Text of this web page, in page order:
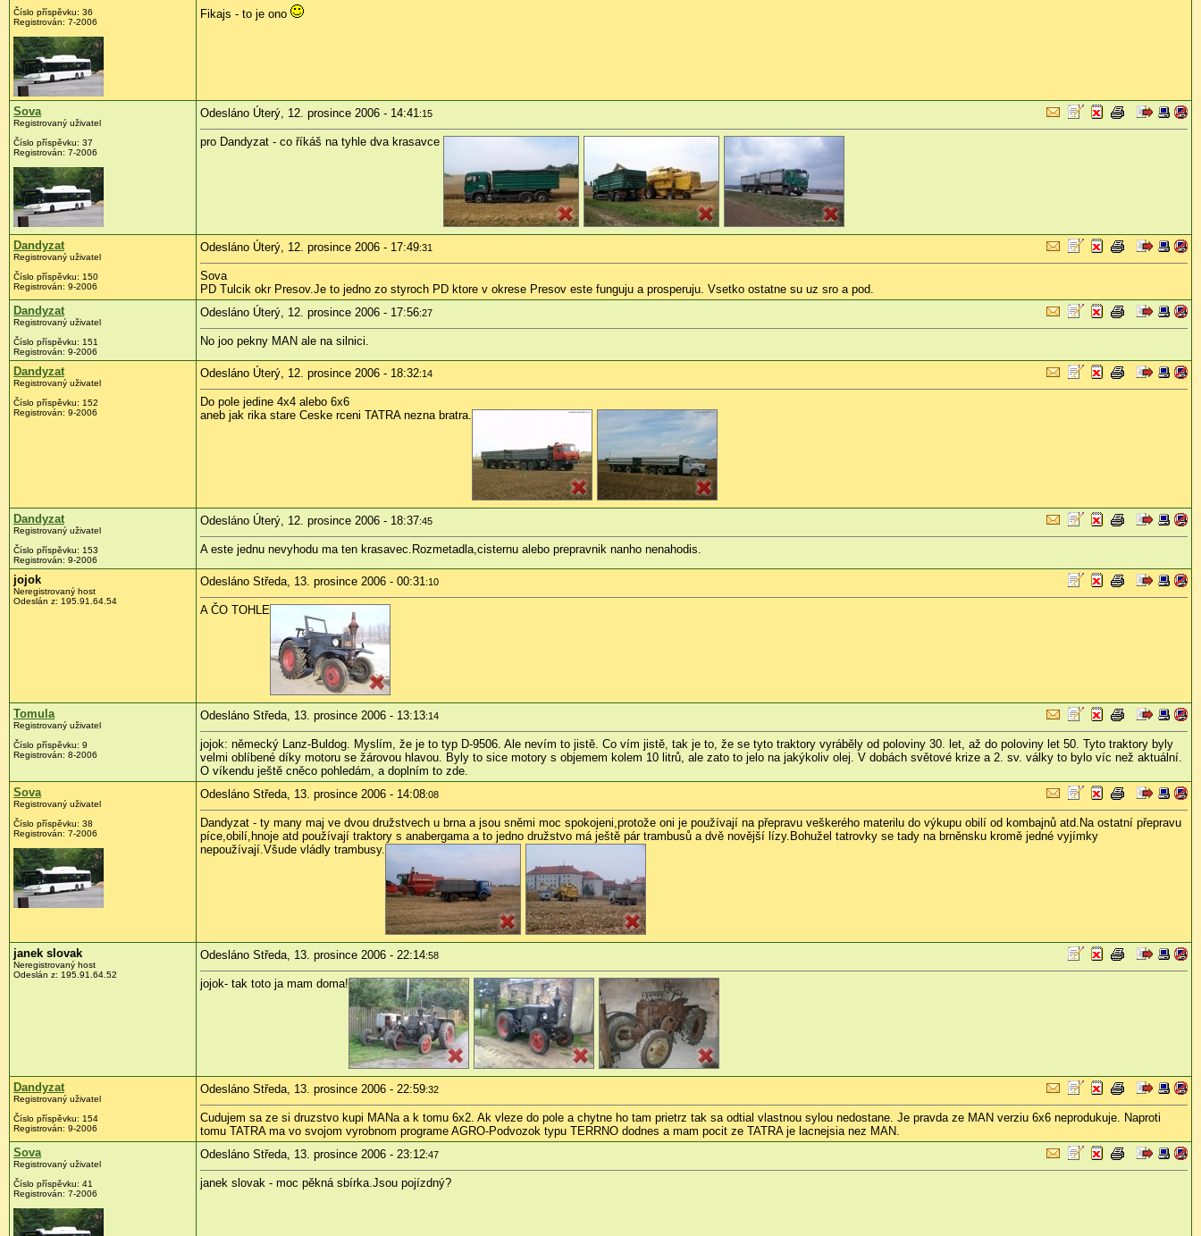
Číslo příspěvku: 36
Registrován: 7-2006
Fikajs - to je ono
Sova
Registrovaný uživatel
Číslo příspěvku: 37
Registrován: 7-2006
Odesláno Úterý, 12. prosince 2006 - 14:41:15
pro Dandyzat - co říkáš na tyhle dva krasavce
Dandyzat
Registrovaný uživatel
Číslo příspěvku: 150
Registrován: 9-2006
Odesláno Úterý, 12. prosince 2006 - 17:49:31
Sova
PD Tulcik okr Presov.Je to jedno zo styroch PD ktore v okrese Presov este funguju a prosperuju. Vsetko ostatne su uz sro a pod.
Dandyzat
Registrovaný uživatel
Číslo příspěvku: 151
Registrován: 9-2006
Odesláno Úterý, 12. prosince 2006 - 17:56:27
No joo pekny MAN ale na silnici.
Dandyzat
Registrovaný uživatel
Číslo příspěvku: 152
Registrován: 9-2006
Odesláno Úterý, 12. prosince 2006 - 18:32:14
Do pole jedine 4x4 alebo 6x6
aneb jak rika stare Ceske rceni TATRA nezna bratra.
Dandyzat
Registrovaný uživatel
Číslo příspěvku: 153
Registrován: 9-2006
Odesláno Úterý, 12. prosince 2006 - 18:37:45
A este jednu nevyhodu ma ten krasavec.Rozmetadla,cisternu alebo prepravnik nanho nenahodis.
jojok
Neregistrovaný host
Odeslán z: 195.91.64.54
Odesláno Středa, 13. prosince 2006 - 00:31:10
A ČO TOHLE
Tomula
Registrovaný uživatel
Číslo příspěvku: 9
Registrován: 8-2006
Odesláno Středa, 13. prosince 2006 - 13:13:14
jojok: německý Lanz-Buldog. Myslím, že je to typ D-9506. Ale nevím to jistě. Co vím jistě, tak je to, že se tyto traktory vyráběly od poloviny 30. let, až do poloviny let 50. Tyto traktory byly
velmi oblíbené díky motoru se žárovou hlavou. Byly to sice motory s objemem kolem 10 litrů, ale zato to jelo na jakýkoliv olej. V dobách světové krize a 2. sv. války to bylo víc než aktuální.
O víkendu ještě cněco pohledám, a doplním to zde.
Sova
Registrovaný uživatel
Číslo příspěvku: 38
Registrován: 7-2006
Odesláno Středa, 13. prosince 2006 - 14:08:08
Dandyzat - ty many maj ve dvou družstvech u brna a jsou sněmi moc spokojeni,protože oni je používají na přepravu veškerého materilu do výkupu obilí od kombajnů atd.Na ostatní přepravu
píce,obilí,hnoje atd používají traktory s anabergama a to jedno družstvo má ještě pár trambusů a dvě novější lízy.Bohužel tatrovky se tady na brněnsku kromě jedné vyjímky
nepoužívají.Všude vládly trambusy.
janek slovak
Neregistrovaný host
Odeslán z: 195.91.64.52
Odesláno Středa, 13. prosince 2006 - 22:14:58
jojok- tak toto ja mam doma!
Dandyzat
Registrovaný uživatel
Číslo příspěvku: 154
Registrován: 9-2006
Odesláno Středa, 13. prosince 2006 - 22:59:32
Cudujem sa ze si druzstvo kupi MANa a k tomu 6x2. Ak vleze do pole a chytne ho tam prietrz tak sa odtial vlastnou sylou nedostane. Je pravda ze MAN verziu 6x6 neprodukuje. Naproti
tomu TATRA ma vo svojom vyrobnom programe AGRO-Podvozok typu TERRNO dodnes a mam pocit ze TATRA je lacnejsia nez MAN.
Sova
Registrovaný uživatel
Číslo příspěvku: 41
Registrován: 7-2006
Odesláno Středa, 13. prosince 2006 - 23:12:47
janek slovak - moc pěkná sbírka.Jsou pojízdný?